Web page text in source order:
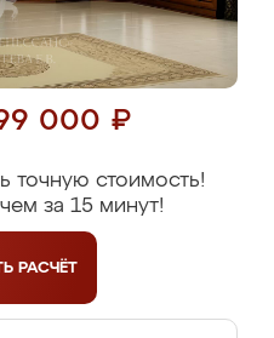
000 ₽
точную стоимость!
за 15 минут!
РАСЧЁТ